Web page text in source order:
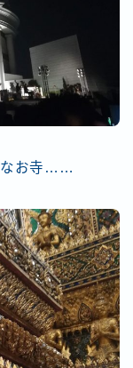
なお寺……